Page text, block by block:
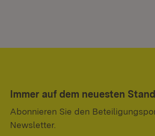
Immer auf dem neuesten Stand
Abonnieren Sie den
Newsletter.